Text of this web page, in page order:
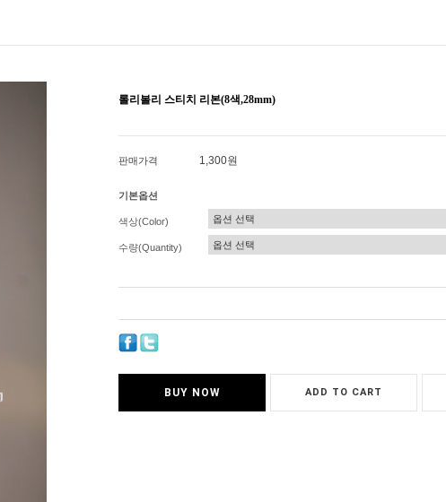
롤리볼리 스티치 리본(8색,28mm)
판매가격 1,300원
기본옵션
색상(Color)
수량(Quantity)
BUY NOW ADD TO CART